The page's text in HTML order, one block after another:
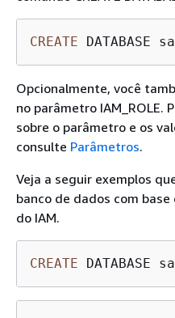
CREATE DATABASE
Opcionalmente, você
no parâmetro IAM_ROLE.
sobre o parâmetro e os
consulte Parâmetros.
Veja a seguir exemplos
banco de dados com
do IAM.
CREATE DATABASE